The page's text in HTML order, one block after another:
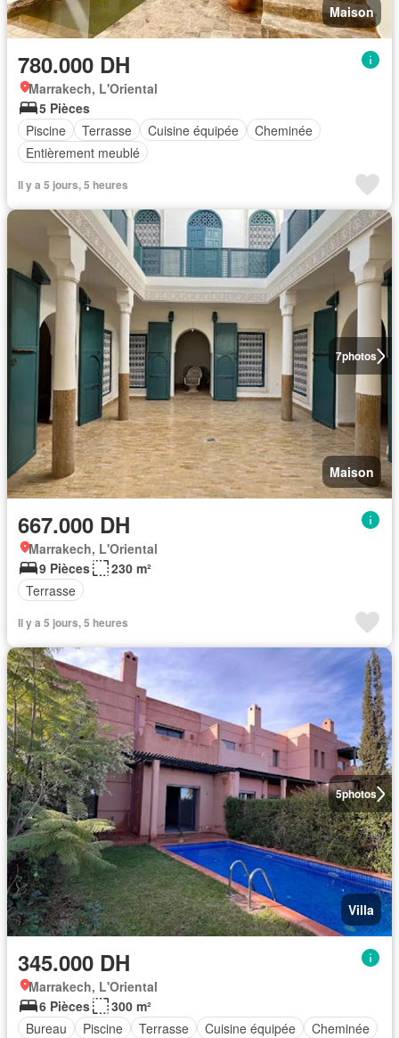
Maison
780.000 DH
Marrakech, L'Oriental
5 Pièces
Piscine
Terrasse Cuisine équipée
Cheminée
Entièrement meublé
Il y a 5 jours, 5 heures
7photos
Maison
667.000 DH
Marrakech, L'Oriental
9 Pièces
230 m²
Terrasse
Il y a 5 jours, 5 heures
5photos
Villa
345.000 DH
Marrakech, L'Oriental
6 Pièces
300 m²
Bureau
Piscine Terrasse Cuisine équipée Cheminée